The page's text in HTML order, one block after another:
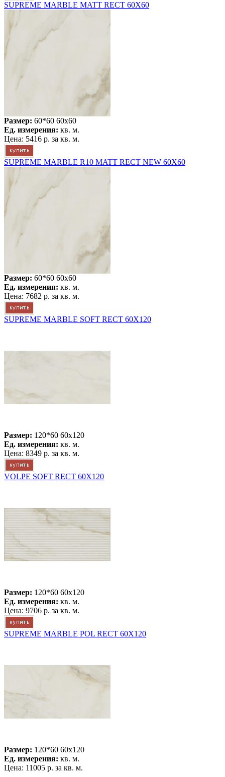
SUPREME MARBLE MATT RECT 60X60
Размер: 60*60 60x60
Ед. измерения: кв. м.
Цена: 5416 р. за кв. м.
SUPREME MARBLE R10 MATT RECT NEW 60X60
Размер: 60*60 60x60
Ед. измерения: кв. м.
Цена: 7682 р. за кв. м.
SUPREME MARBLE SOFT RECT 60X120
Размер: 120*60 60x120
Ед. измерения: кв. м.
Цена: 8349 р. за кв. м.
VOLPE SOFT RECT 60X120
Размер: 120*60 60x120
Ед. измерения: кв. м.
Цена: 9706 р. за кв. м.
SUPREME MARBLE POL RECT 60X120
Размер: 120*60 60x120
Ед. измерения: кв. м.
Цена: 11005 р. за кв. м.